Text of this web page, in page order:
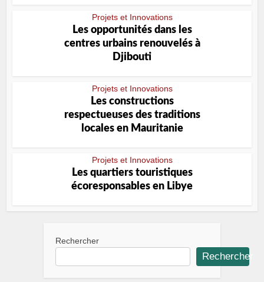
Projets et Innovations
Les opportunités dans les
centres urbains renouvelés à
Djibouti
Projets et Innovations
Les constructions
respectueuses des traditions
locales en Mauritanie
Projets et Innovations
Les quartiers touristiques
écoresponsables en Libye
Rechercher
Rechercher